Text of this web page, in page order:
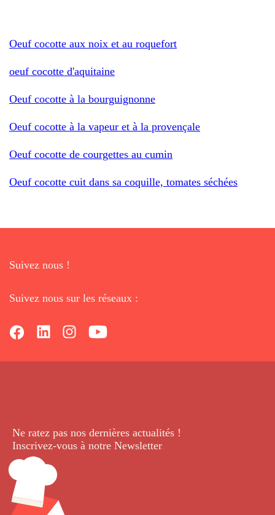
Oeuf cocotte aux noix et au roquefort
oeuf cocotte d'aquitaine
Oeuf cocotte à la bourguignonne
Oeuf cocotte à la vapeur et à la provençale
Oeuf cocotte de courgettes au cumin
Oeuf cocotte cuit dans sa coquille, tomates séchées
Suivez nous !
Suivez nous sur les réseaux :
Ne ratez pas nos dernières actualités !
Inscrivez-vous à notre Newsletter.